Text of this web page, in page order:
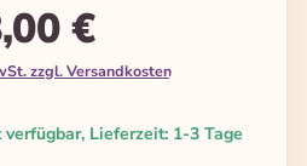
€
zzgl. Versandkosten
verfügbar, Lieferzeit: 1-3 Tage